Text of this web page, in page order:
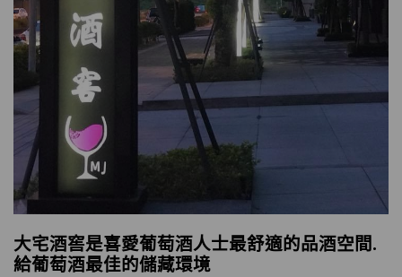
大宅酒窖是喜愛葡萄酒人士最舒適的品酒空間.
給葡萄酒最佳的儲藏環境